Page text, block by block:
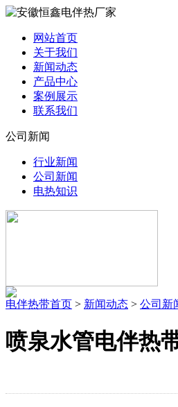
网站首页
关于我们
新闻动态
产品中心
案例展示
联系我们
公司新闻
行业新闻
公司新闻
电热知识
电伴热带首页 > 新闻动态 > 公司新
喷泉水管电伴热